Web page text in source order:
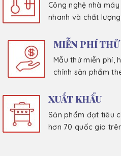
Công nghệ nhà
nhanh và chất lượng.
MIỄN PHÍ THỬ
Mẫu thử miễn phí,
chỉnh sản phẩm
XUẤT KHẨU
Sản phẩm đạt tiêu
hơn 70 quốc gia